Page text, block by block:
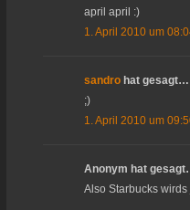
april april :)
1. April 2010 um
sandro hat gesagt…
;)
1. April 2010 um
Anonym hat
Also Starbucks